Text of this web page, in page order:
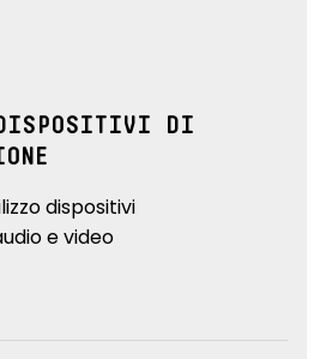
DI
dispositivi
e video